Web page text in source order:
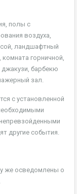
полы с
воздуха,
ландшафтный
горничной,
джакузи, барбекю
зал.
с установленной
другие события.
же осведомлены о